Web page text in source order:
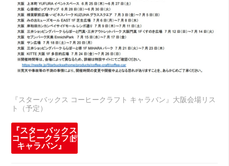
『スターバックス コーヒークラフト キャラバン』大阪会場リス
ト（予定）
『スターバックス
コーヒークラフト
キャラバン』